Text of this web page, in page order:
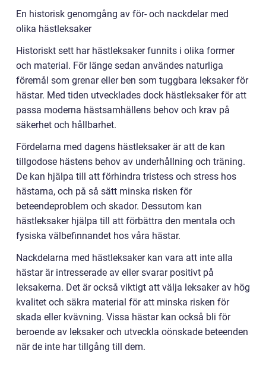
En historisk genomgång av för- och nackdelar med
olika hästleksaker
Historiskt sett har hästleksaker funnits i olika former
och material. För länge sedan användes naturliga
föremål som grenar eller ben som tuggbara leksaker för
hästar. Med tiden utvecklades dock hästleksaker för att
passa moderna hästsamhällens behov och krav på
säkerhet och hållbarhet.
Fördelarna med dagens hästleksaker är att de kan
tillgodose hästens behov av underhållning och träning.
De kan hjälpa till att förhindra tristess och stress hos
hästarna, och på så sätt minska risken för
beteendeproblem och skador. Dessutom kan
hästleksaker hjälpa till att förbättra den mentala och
fysiska välbefinnandet hos våra hästar.
Nackdelarna med hästleksaker kan vara att inte alla
hästar är intresserade av eller svarar positivt på
leksakerna. Det är också viktigt att välja leksaker av hög
kvalitet och säkra material för att minska risken för
skada eller kvävning. Vissa hästar kan också bli för
beroende av leksaker och utveckla oönskade beteenden
när de inte har tillgång till dem.